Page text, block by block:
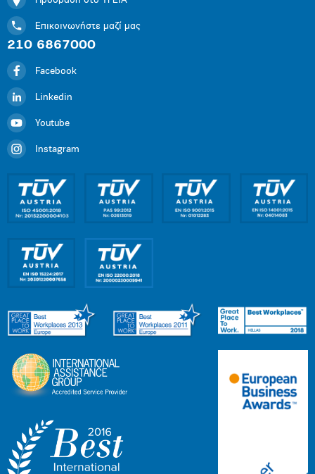
Επικοινωνήστε μαζί μας
210 6867000
Facebook
Linkedin
Youtube
Instagram